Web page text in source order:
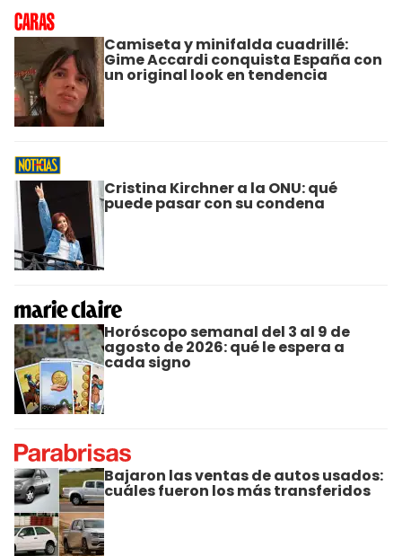
Camiseta y minifalda cuadrillé:
Gime Accardi conquista España con
un original look en tendencia
Cristina Kirchner a la ONU: qué
puede pasar con su condena
Horóscopo semanal del 3 al 9 de
agosto de 2026: qué le espera a
cada signo
Bajaron las ventas de autos usados:
cuáles fueron los más transferidos